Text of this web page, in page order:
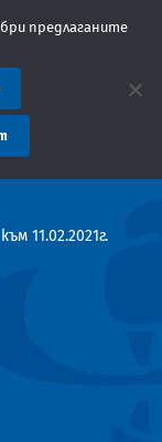
11.02.2021г.
предлаганите